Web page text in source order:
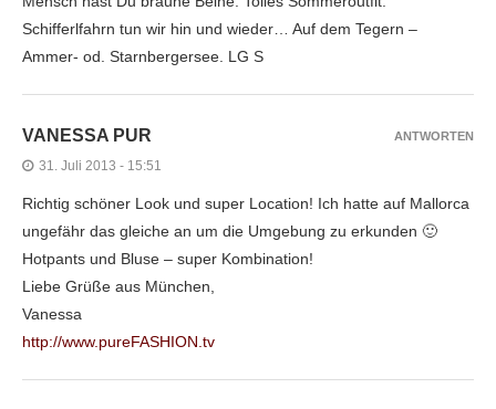
Schifferlfahrn tun wir hin und wieder… Auf dem Tegern –
Ammer- od. Starnbergersee. LG S
VANESSA PUR
31. Juli 2013 - 15:51
Richtig schöner Look und super Location! Ich hatte auf Mallorca
ungefähr das gleiche an um die Umgebung zu erkunden 🙂
Hotpants und Bluse – super Kombination!
Liebe Grüße aus München,
Vanessa
http://www.pureFASHION.tv
ANTWORTEN